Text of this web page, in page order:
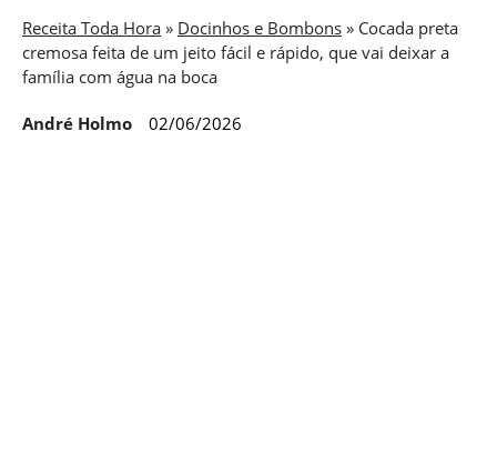
Receita Toda Hora » Docinhos e Bombons » Cocada preta
cremosa feita de um jeito fácil e rápido, que vai deixar a
família com água na boca
André Holmo 02/06/2026